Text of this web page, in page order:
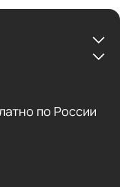
по России